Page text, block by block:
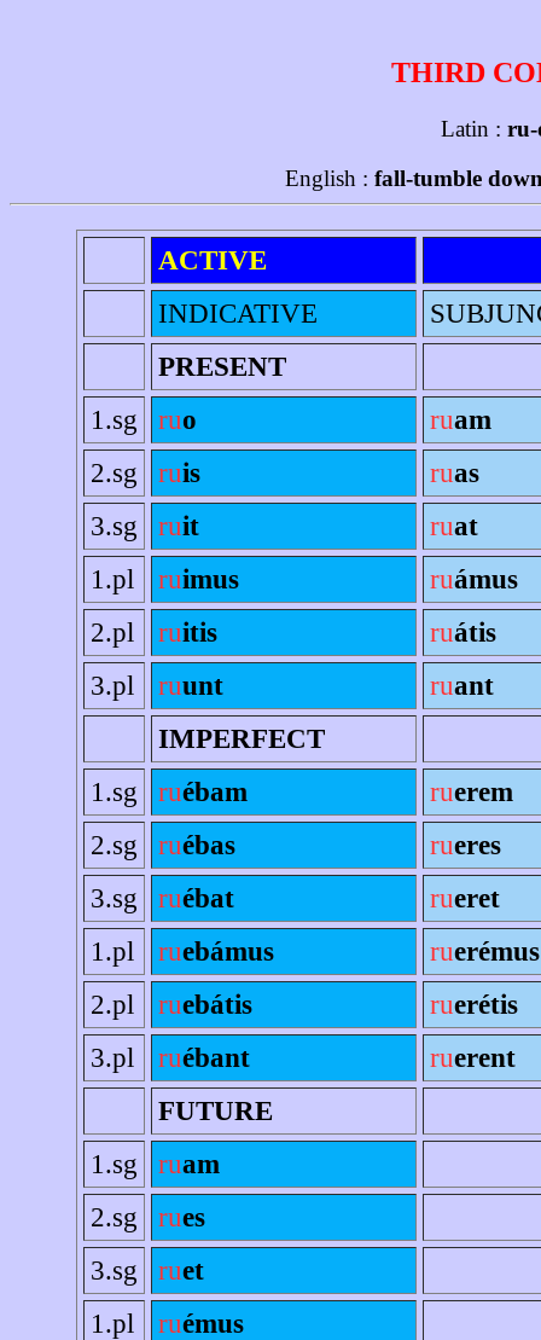
THIRD
Latin : ru-
English : fall-tumble
ACTIVE
INDICATIVE
PRESENT
1.sg
ruo ruam
2.sg
ruis ruas
3.sg
ruit ruat
1.pl
ruimus ruámus
2.pl
ruitis ruátis
3.pl
ruunt ruant
IMPERFECT
1.sg
ruébam ruerem
2.sg
ruébas rueres
3.sg
ruébat rueret
1.pl
ruebámus ruerémus
2.pl
ruebátis ruerétis
3.pl
ruébant ruerent
FUTURE
1.sg
ruam
2.sg
rues
3.sg
ruet
1.pl
ruémus